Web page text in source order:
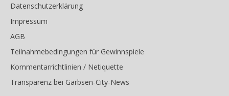
Datenschutzerklärung
Impressum
AGB
Teilnahmebedingungen für Gewinnspiele
Kommentarrichtlinien / Netiquette
Transparenz bei Garbsen-City-News